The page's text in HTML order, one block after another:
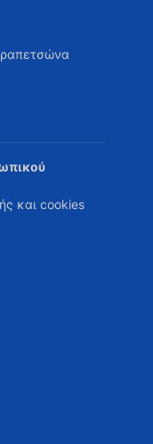
και cookies